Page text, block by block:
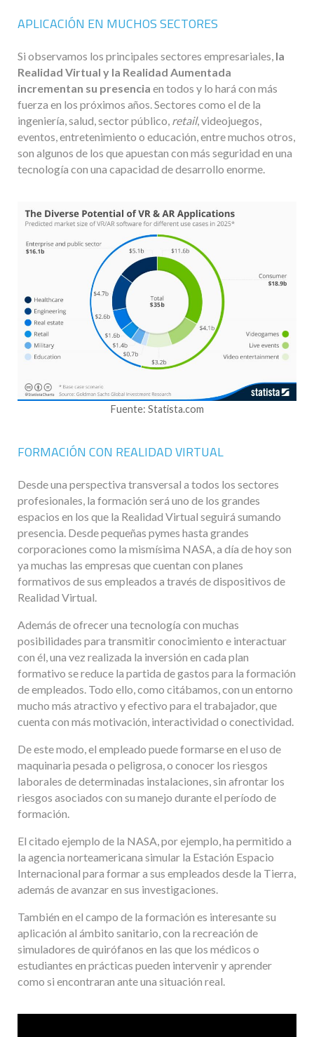
APLICACIÓN EN MUCHOS SECTORES
Si observamos los principales sectores empresariales, la
Realidad Virtual y la Realidad Aumentada
incrementan su presencia en todos y lo hará con más
fuerza en los próximos años. Sectores como el de la
ingeniería, salud, sector público, retail, videojuegos,
eventos, entretenimiento o educación, entre muchos otros,
son algunos de los que apuestan con más seguridad en una
tecnología con una capacidad de desarrollo enorme.
Fuente: Statista.com
FORMACIÓN CON REALIDAD VIRTUAL
Desde una perspectiva transversal a todos los sectores
profesionales, la formación será uno de los grandes
espacios en los que la Realidad Virtual seguirá sumando
presencia. Desde pequeñas pymes hasta grandes
corporaciones como la mismísima NASA, a día de hoy son
ya muchas las empresas que cuentan con planes
formativos de sus empleados a través de dispositivos de
Realidad Virtual.
Además de ofrecer una tecnología con muchas
posibilidades para transmitir conocimiento e interactuar
con él, una vez realizada la inversión en cada plan
formativo se reduce la partida de gastos para la formación
de empleados. Todo ello, como citábamos, con un entorno
mucho más atractivo y efectivo para el trabajador, que
cuenta con más motivación, interactividad o conectividad.
De este modo, el empleado puede formarse en el uso de
maquinaria pesada o peligrosa, o conocer los riesgos
laborales de determinadas instalaciones, sin afrontar los
riesgos asociados con su manejo durante el período de
formación.
El citado ejemplo de la NASA, por ejemplo, ha permitido a
la agencia norteamericana simular la Estación Espacio
Internacional para formar a sus empleados desde la Tierra,
además de avanzar en sus investigaciones.
También en el campo de la formación es interesante su
aplicación al ámbito sanitario, con la recreación de
simuladores de quirófanos en las que los médicos o
estudiantes en prácticas pueden intervenir y aprender
como si encontraran ante una situación real.